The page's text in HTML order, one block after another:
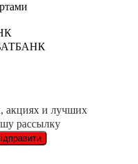
акциях и лучших
рассылку